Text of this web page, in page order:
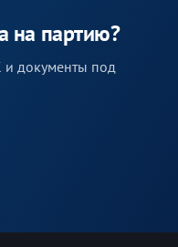
на партию?
и документы под